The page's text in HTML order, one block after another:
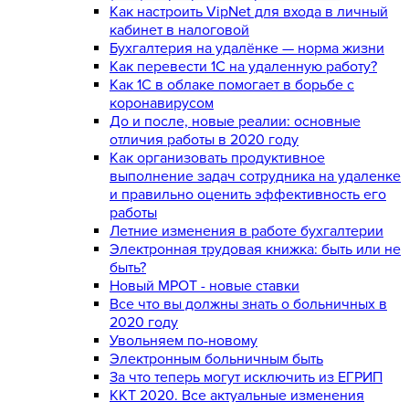
Как настроить VipNet для входа в личный
кабинет в налоговой
Бухгалтерия на удалёнке — норма жизни
Как перевести 1С на удаленную работу?
Как 1С в облаке помогает в борьбе с
коронавирусом
До и после, новые реалии: основные
отличия работы в 2020 году
Как организовать продуктивное
выполнение задач сотрудника на удаленке
и правильно оценить эффективность его
работы
Летние изменения в работе бухгалтерии
Электронная трудовая книжка: быть или не
быть?
Новый МРОТ - новые ставки
Все что вы должны знать о больничных в
2020 году
Увольняем по-новому
Электронным больничным быть
За что теперь могут исключить из ЕГРИП
ККТ 2020. Все актуальные изменения